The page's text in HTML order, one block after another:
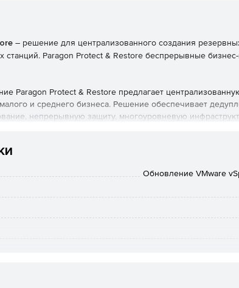
– решение для централизованного создания
станций. Paragon Protect & Restore беспрерывные
Paragon Protect & Restore предлагает
и среднего бизнеса. Решение обеспечивает
непрерывную защиту, многоуровневую
защиты виртуальных и физических машин. Кроме
с поврежденной системы на ее копию обеспечивает
Обновление VMware